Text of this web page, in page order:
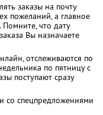
заказы на почту
пожеланий, а главное
Помните, что дату
Вы назначаете
отслеживаются по
по пятницу с
поступают сразу
со спецпредложениями